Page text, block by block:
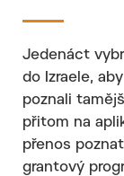
Jedenáct
do Izraele,
poznali
přitom na
přenos
grantový